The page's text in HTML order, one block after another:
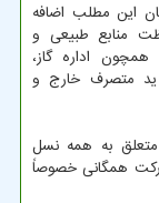
این مطلب اضافه
منابع طبیعی و
اداره گاز،
و عوامل حریم شهرداری منطقه ۲۲ از ید متصرف خارج و
متعلق به همه نسل
همگانی خصوصاً